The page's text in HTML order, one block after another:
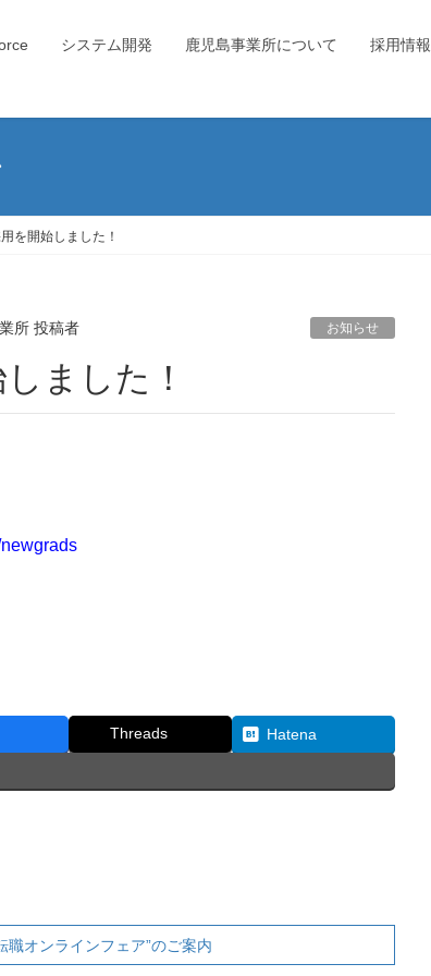
システム開発 鹿児島事業所について 採用情報
を開始しました！
所 投稿者 お知らせ
ました！
Threads Hatena
オンラインフェア”のご案内